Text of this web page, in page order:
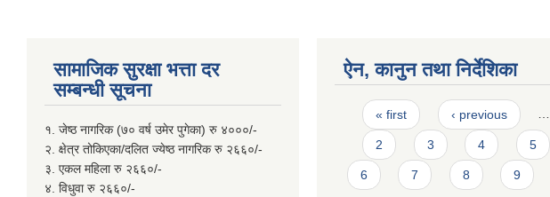
सामाजिक सुरक्षा भत्ता दर
सम्बन्धी सूचना
१. जेष्ठ नागरिक (७० वर्ष उमेर पुगेका) रु ४०००/-
२. क्षेत्र तोकिएका/दलित ज्येष्ठ नागरिक रु २६६०/-
३. एकल महिला रु २६६०/-
४. विधुवा रु २६६०/-
ऐन, कानुन तथा निर्देशिका
Pages
« first ‹ previous …
2 3 4 5
6 7 8 9